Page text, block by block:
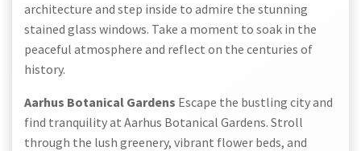
architecture and step inside to admire the stunning
stained glass windows. Take a moment to soak in the
peaceful atmosphere and reflect on the centuries of
history.
Aarhus Botanical Gardens Escape the bustling city and
find tranquility at Aarhus Botanical Gardens. Stroll
through the lush greenery, vibrant flower beds, and